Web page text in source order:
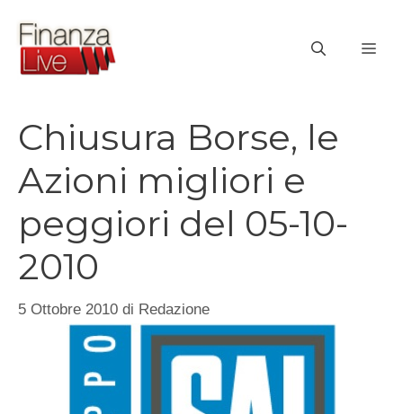
contenuto
Chiusura Borse, le
Azioni migliori e
peggiori del 05-10-
2010
5 Ottobre 2010 di Redazione